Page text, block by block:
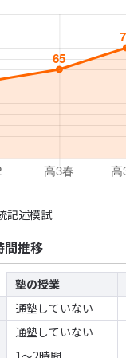
記述模試
間推移
塾の授業
通塾していない
通塾していない